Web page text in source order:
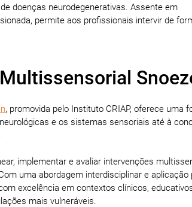
doenças neurodegenerativas. Assente em
permite aos profissionais intervir de
, promovida pelo Instituto CRIAP, oferece uma
e os sistemas sensoriais até à
implementar e avaliar intervenções
uma abordagem interdisciplinar e aplicação
excelência em contextos clínicos,
mais vulneráveis.